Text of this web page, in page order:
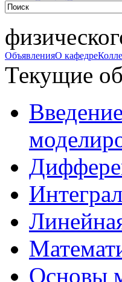
ОбъявленияО кафедре
Текущие
Основы